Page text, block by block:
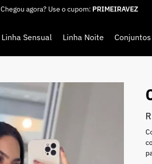
Chegou agora? Use o cupom: PRIMEIRAVEZ
Linha Sensual Linha Noite Conjuntos